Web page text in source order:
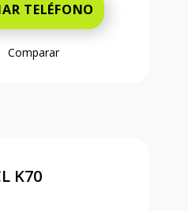
TELÉFONO
Comparar
K70